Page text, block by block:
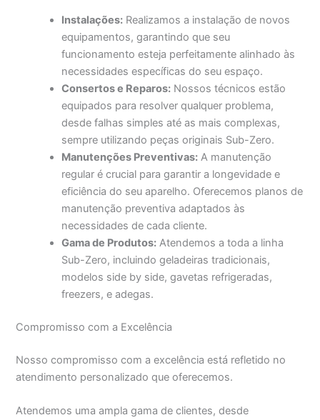
Instalações: Realizamos a instalação de novos
equipamentos, garantindo que seu
funcionamento esteja perfeitamente alinhado às
necessidades específicas do seu espaço.
Consertos e Reparos: Nossos técnicos estão
equipados para resolver qualquer problema,
desde falhas simples até as mais complexas,
sempre utilizando peças originais Sub-Zero.
Manutenções Preventivas: A manutenção
regular é crucial para garantir a longevidade e
eficiência do seu aparelho. Oferecemos planos de
manutenção preventiva adaptados às
necessidades de cada cliente.
Gama de Produtos: Atendemos a toda a linha
Sub-Zero, incluindo geladeiras tradicionais,
modelos side by side, gavetas refrigeradas,
freezers, e adegas.
Compromisso com a Excelência
Nosso compromisso com a excelência está refletido no
atendimento personalizado que oferecemos.
Atendemos uma ampla gama de clientes, desde